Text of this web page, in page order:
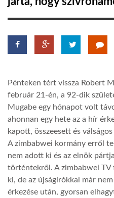
GLOBOTV BP
HÍR3D
GLOBOTV
AFRIKA TUDÁSTÁR
A NAP SZÉPE
Pénteken tért vissza Robert
február 21-én, a 92-dik
Mugabe egy hónapot volt
ahonnan egy hete az a hír
kapott, összeesett és
A zimbabwei kormány erről
nem adott ki és az elnök
történtekről. A zimbabwei TV
ki, de az újságírókkal már
érkezése után, gyorsan